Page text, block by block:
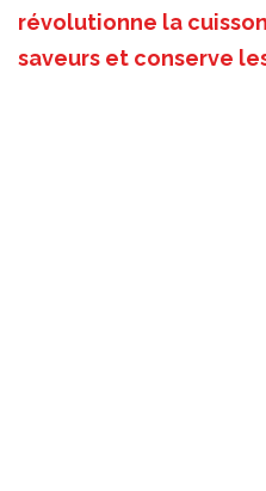
révolutionne la
saveurs et conserve